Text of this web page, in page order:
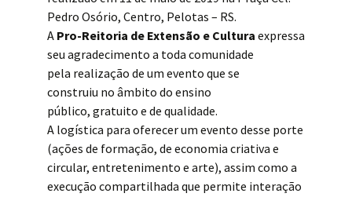
Pedro Osório, Centro, Pelotas – RS.
A Pro-Reitoria de Extensão e Cultura expressa
seu agradecimento a toda comunidade
pela realização de um evento que se
construiu no âmbito do ensino
público, gratuito e de qualidade.
A logística para oferecer um evento desse porte
(ações de formação, de economia criativa e
circular, entretenimento e arte), assim como a
execução compartilhada que permite interação